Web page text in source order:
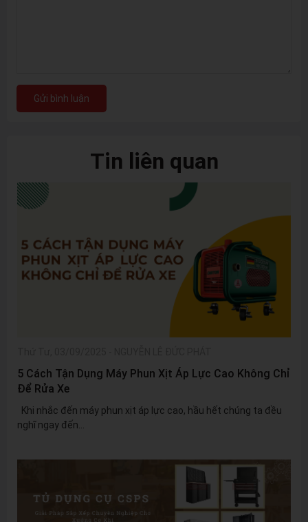
Gửi bình luận
Tin liên quan
5 Cách Tận Dụng Máy Phun Xịt Áp Lực Cao Không Chỉ
Để Rửa Xe
Khi nhắc đến máy phun xịt áp lực cao, hầu hết chúng ta đều
nghĩ ngay đến...